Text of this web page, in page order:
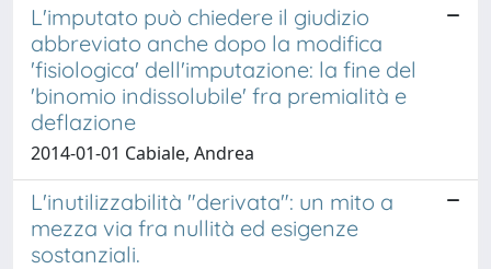
L'imputato può chiedere il giudizio
abbreviato anche dopo la modifica
'fisiologica' dell'imputazione: la fine del
'binomio indissolubile' fra premialità e
deflazione
2014-01-01 Cabiale, Andrea
L'inutilizzabilità "derivata": un mito a
mezza via fra nullità ed esigenze
sostanziali.